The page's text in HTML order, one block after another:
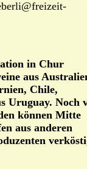
in Chur
aus
Chile,
Uruguay. Noch
können Mitte
aus anderen